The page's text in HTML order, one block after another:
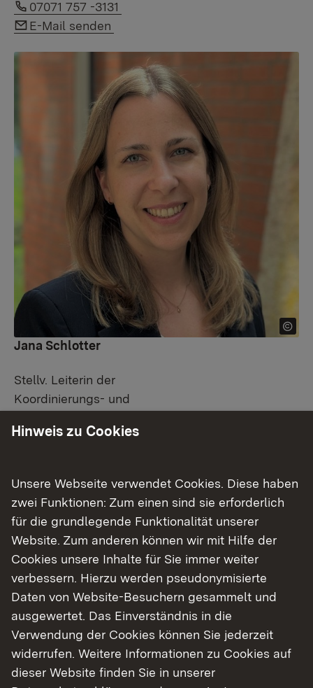
Link auf Telefonnummer:
07071 757 -3131
Link auf E-Mail:
E-Mail senden
Jana Schlotter
Stellv. Leiterin der
Koordinierungs- und
Link auf Telefonnummer:
07071 757-3072
Pressesprecherinnen und
Pressesprecher
Hinweis zu Cookies
Unsere Webseite verwendet Cookies. Diese haben
zwei Funktionen: Zum einen sind sie erforderlich
für die grundlegende Funktionalität unserer
Website. Zum anderen können wir mit Hilfe der
Cookies unsere Inhalte für Sie immer weiter
verbessern. Hierzu werden pseudonymisierte
Daten von Website-Besuchern gesammelt und
ausgewertet. Das Einverständnis in die
Verwendung der Cookies können Sie jederzeit
widerrufen. Weitere Informationen zu Cookies auf
dieser Website finden Sie in unserer